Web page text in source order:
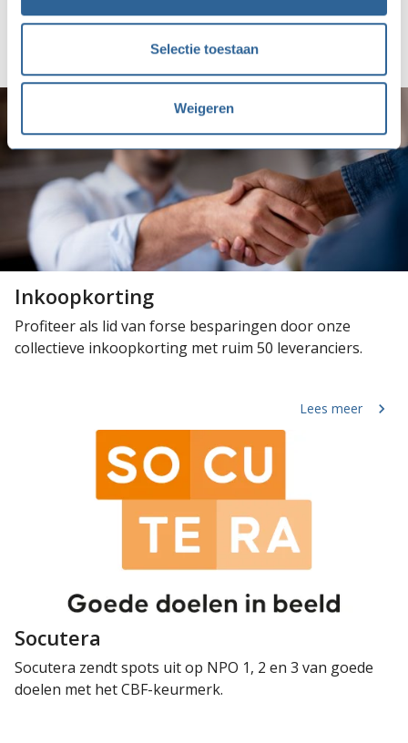
Selectie toestaan
Weigeren
Inkoopkorting
Profiteer als lid van forse besparingen door onze
collectieve inkoopkorting met ruim 50 leveranciers.
Lees meer
Socutera
Socutera zendt spots uit op NPO 1, 2 en 3 van goede
doelen met het CBF-keurmerk.